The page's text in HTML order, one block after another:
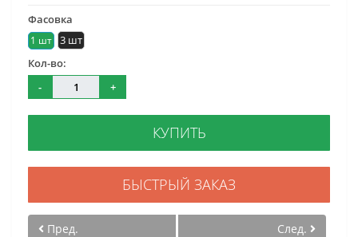
Фасовка
1 шт 3 шт
Кол-во:
-
+
КУПИТЬ
БЫСТРЫЙ ЗАКАЗ
Пред. След.